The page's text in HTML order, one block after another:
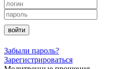
войти
Забыли пароль?
Зарегистрироваться